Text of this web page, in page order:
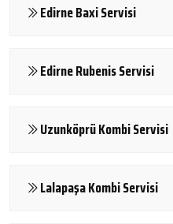
Edirne Baxi Servisi
Edirne Rubenis Servisi
Uzunköprü Kombi Servisi
Lalapaşa Kombi Servisi